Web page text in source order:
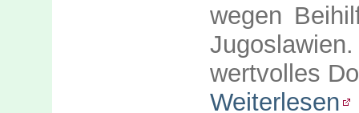
wegen
wertvolles
Weiterlesen